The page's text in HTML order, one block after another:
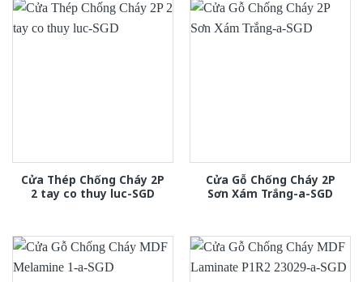
Cửa Thép Chống Cháy 2P
2 tay co thuy luc-SGD
Cửa Gỗ Chống Cháy 2P
Sơn Xám Trắng-a-SGD